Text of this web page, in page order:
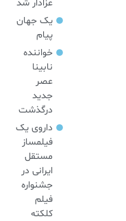
عزادار شد
یک جهان
پیام
خواننده
نابینا
عصر
جدید
درگذشت
داروی یک
فیلمساز
مستقل
ایرانی در
جشنواره
فیلم
کلکته